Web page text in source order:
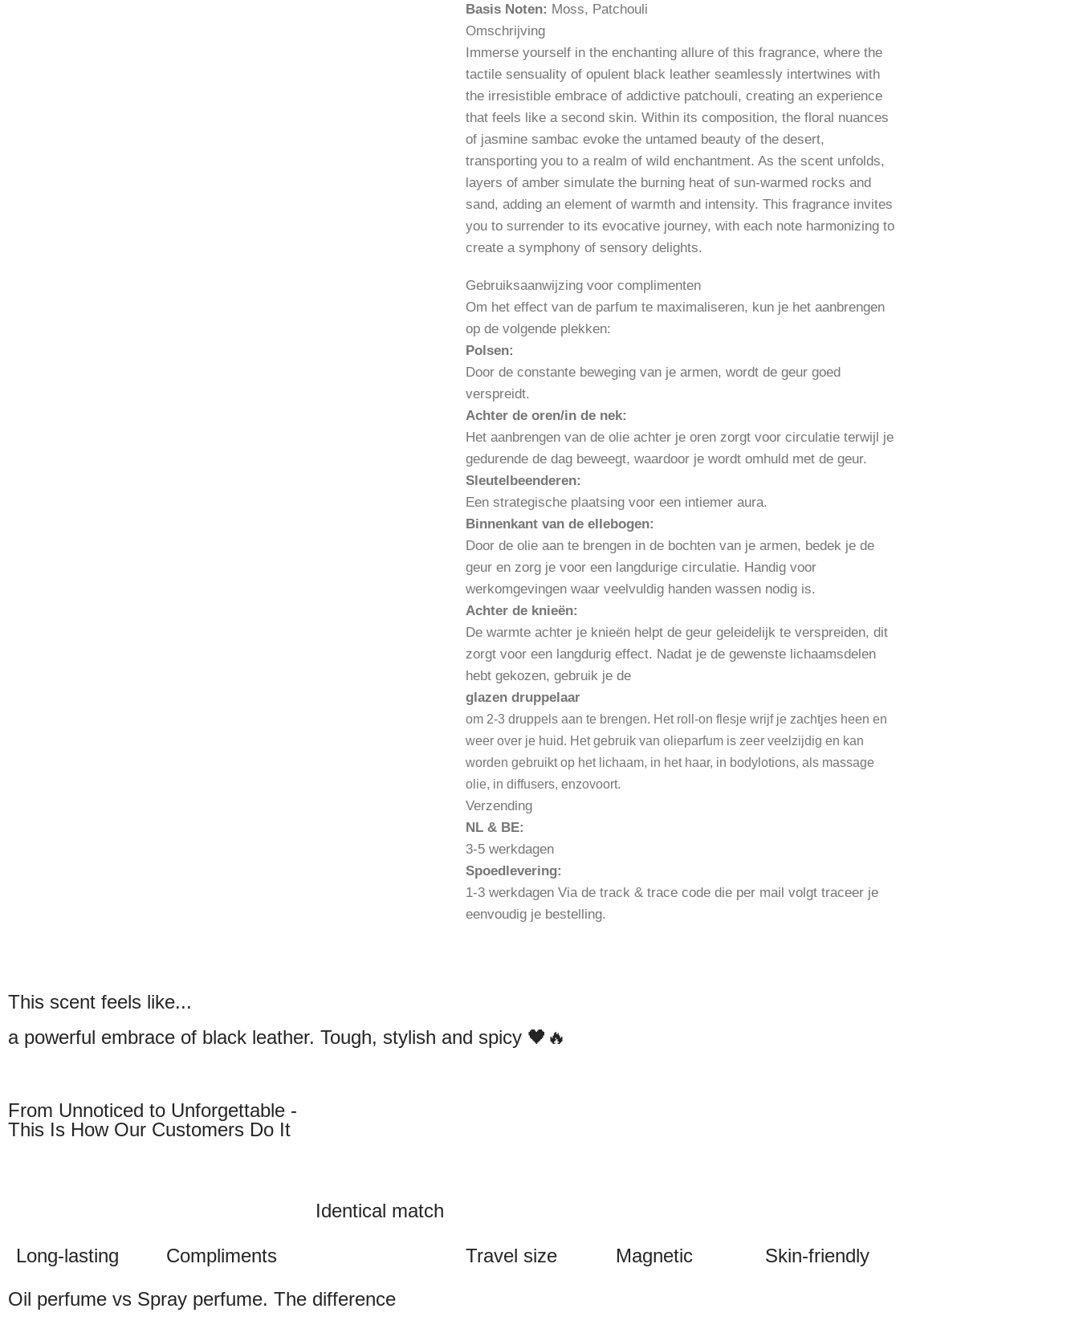
Basis Noten: Moss, Patchouli
Omschrijving
Immerse yourself in the enchanting allure of this fragrance, where the
tactile sensuality of opulent black leather seamlessly intertwines with
the irresistible embrace of addictive patchouli, creating an experience
that feels like a second skin. Within its composition, the floral nuances
of jasmine sambac evoke the untamed beauty of the desert,
transporting you to a realm of wild enchantment. As the scent unfolds,
layers of amber simulate the burning heat of sun-warmed rocks and
sand, adding an element of warmth and intensity. This fragrance invites
you to surrender to its evocative journey, with each note harmonizing to
create a symphony of sensory delights.
Gebruiksaanwijzing voor complimenten
Om het effect van de parfum te maximaliseren, kun je het aanbrengen
op de volgende plekken:
Polsen:
Door de constante beweging van je armen, wordt de geur goed
verspreidt.
Achter de oren/in de nek:
Het aanbrengen van de olie achter je oren zorgt voor circulatie terwijl je
gedurende de dag beweegt, waardoor je wordt omhuld met de geur.
Sleutelbeenderen:
Een strategische plaatsing voor een intiemer aura.
Binnenkant van de ellebogen:
Door de olie aan te brengen in de bochten van je armen, bedek je de
geur en zorg je voor een langdurige circulatie. Handig voor
werkomgevingen waar veelvuldig handen wassen nodig is.
Achter de knieën:
De warmte achter je knieën helpt de geur geleidelijk te verspreiden, dit
zorgt voor een langdurig effect. Nadat je de gewenste lichaamsdelen
hebt gekozen, gebruik je de
glazen druppelaar
om 2-3 druppels aan te brengen. Het roll-on flesje wrijf je zachtjes heen en
weer over je huid. Het gebruik van olieparfum is zeer veelzijdig en kan
worden gebruikt op het lichaam, in het haar, in bodylotions, als massage
olie, in diffusers, enzovoort.
Verzending
NL & BE:
3-5 werkdagen
Spoedlevering:
1-3 werkdagen Via de track & trace code die per mail volgt traceer je
eenvoudig je bestelling.
This scent feels like...
a powerful embrace of black leather. Tough, stylish and spicy 🖤🔥
From Unnoticed to Unforgettable -
This Is How Our Customers Do It
Long-lasting Compliments
Identical match
Travel size Magnetic
Skin-friendly
Oil perfume vs Spray perfume. The difference